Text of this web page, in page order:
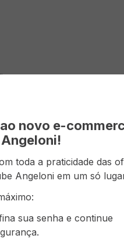
novo e-
Angeloni!
toda a praticidade das
Angeloni em um só
sua senha e continue